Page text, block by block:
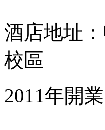
酒店地址
校區
2011年開